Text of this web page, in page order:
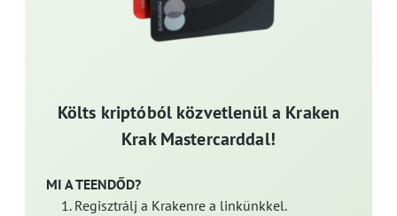
Költs kriptóból közvetlenül a Kraken
Krak Mastercarddal!
MI A TEENDŐD?
Regisztrálj a Krakenre a linkünkkel.